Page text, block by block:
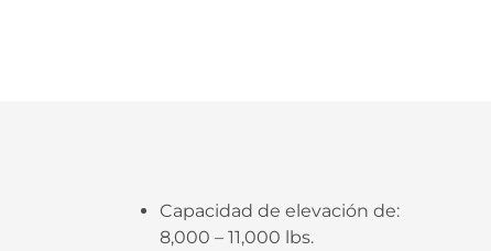
Capacidad de elevación de:
8,000 – 11,000 lbs.